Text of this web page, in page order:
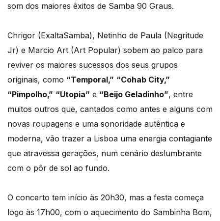
som dos maiores êxitos de Samba 90 Graus.
Chrigor (ExaltaSamba), Netinho de Paula (Negritude
Jr) e Marcio Art (Art Popular) sobem ao palco para
reviver os maiores sucessos dos seus grupos
originais, como “Temporal,” “Cohab City,”
“Pimpolho,” “Utopia” e “Beijo Geladinho”, entre
muitos outros que, cantados como antes e alguns com
novas roupagens e uma sonoridade autêntica e
moderna, vão trazer a Lisboa uma energia contagiante
que atravessa gerações, num cenário deslumbrante
com o pôr de sol ao fundo.
O concerto tem início às 20h30, mas a festa começa
logo às 17h00, com o aquecimento do Sambinha Bom,